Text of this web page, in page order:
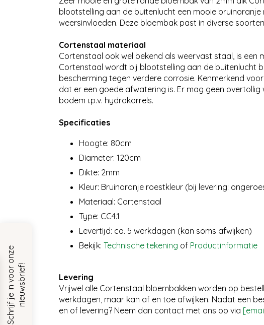
blootstelling aan de buitenlucht een mooie
weersinvloeden. Deze bloembak past in diverse
Cortenstaal materiaal
Cortenstaal ook wel bekend als weervast staal, is een
Cortenstaal wordt bij blootstelling aan de buitenlucht
bescherming tegen verdere corrosie. Kenmerkend
dat er een goede afwatering is. Er mag geen
bodem i.p.v. hydrokorrels.
Specificaties
Hoogte: 80cm
Diameter: 120cm
Dikte: 2mm
Kleur: Bruinoranje roestkleur (bij levering:
Materiaal: Cortenstaal
Type: CC4.1
Levertijd: ca. 5 werkdagen (kan soms afwijken)
Bekijk: Technische tekening of Productinformatie
Levering
Vrijwel alle Cortenstaal bloembakken worden op
werkdagen, maar kan af en toe afwijken. Nadat een
en of levering? Neem dan contact met ons op via
S
c
h
r
i
j
f
j
e
i
n
v
o
o
r
o
n
z
e
n
i
e
u
w
s
b
r
i
e
f!